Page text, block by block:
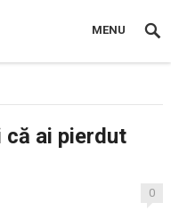
MENU
că ai pierdut
0